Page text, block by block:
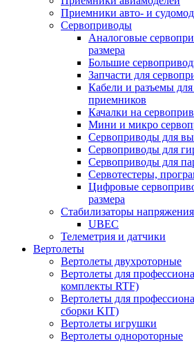
Приемники авто- и
Сервоприводы
Аналоговые
размера
Большие
Запчасти для
Кабели и разъемы
приемников
Качалки на
Мини и микро
Сервоприводы для
Сервоприводы для
Сервоприводы для
Сервотестеры,
Цифровые
размера
Стабилизаторы
UBEC
Телеметрия и датчики
Вертолеты
Вертолеты двухроторные
Вертолеты для
комплекты RTF)
Вертолеты для
сборки KIT)
Вертолеты игрушки
Вертолеты однороторные